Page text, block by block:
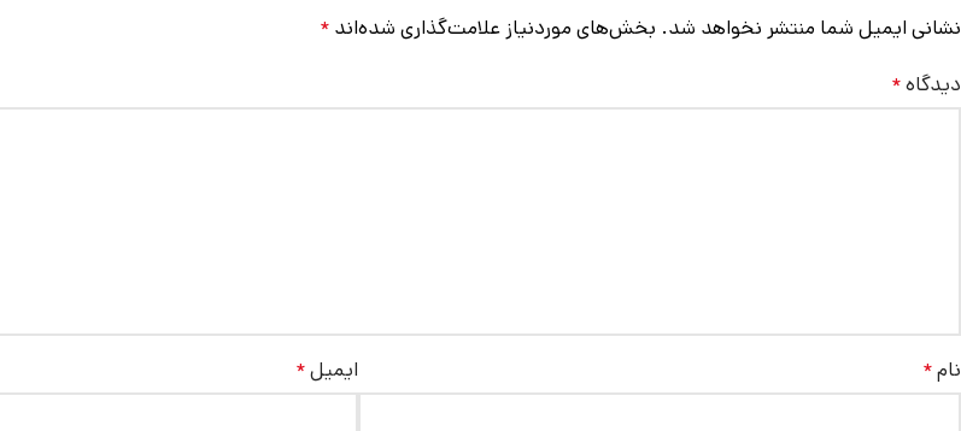
نشانی ایمیل شما منتشر نخواهد شد. بخش‌های موردنیاز علامت‌گذاری شده‌اند *
دیدگاه*
نام* ایمیل*